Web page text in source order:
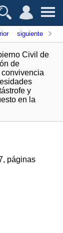
siguiente
Civil de
de
y
en la
páginas